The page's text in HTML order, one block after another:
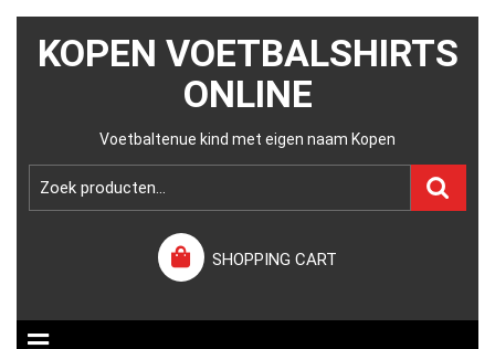
KOPEN VOETBALSHIRTS
ONLINE
Voetbaltenue kind met eigen naam Kopen
SHOPPING CART